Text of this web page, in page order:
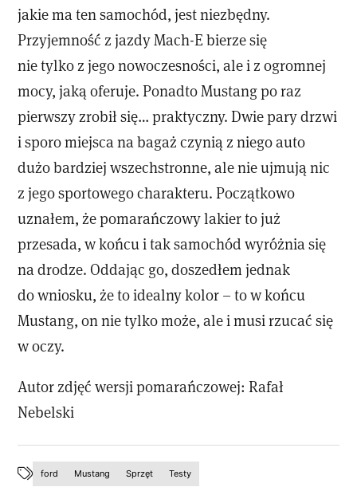
jakie ma ten samochód, jest niezbędny.
Przyjemność z jazdy Mach-E bierze się
nie tylko z jego nowoczesności, ale i z ogromnej
mocy, jaką oferuje. Ponadto Mustang po raz
pierwszy zrobił się… praktyczny. Dwie pary drzwi
i sporo miejsca na bagaż czynią z niego auto
dużo bardziej wszechstronne, ale nie ujmują nic
z jego sportowego charakteru. Początkowo
uznałem, że pomarańczowy lakier to już
przesada, w końcu i tak samochód wyróżnia się
na drodze. Oddając go, doszedłem jednak
do wniosku, że to idealny kolor – to w końcu
Mustang, on nie tylko może, ale i musi rzucać się
w oczy.
Autor zdjęć wersji pomarańczowej: Rafał
Nebelski
ford Mustang Sprzęt Testy